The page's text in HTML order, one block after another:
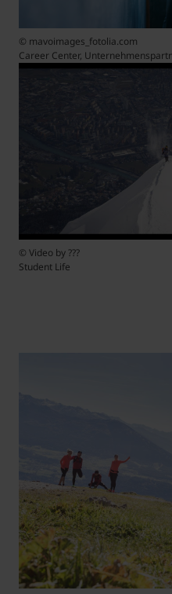
© mavoimages_fotolia.com
Career Center,
© Video by ???
Student Life